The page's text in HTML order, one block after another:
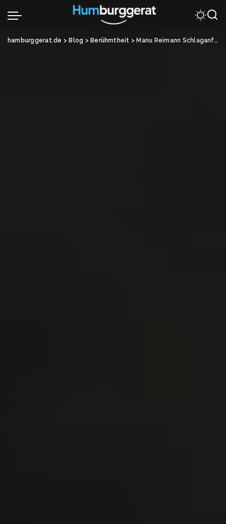
hamburggerat.de > Blog > Berühmtheit > Manu Reimann Schlaganfall: Einordnung und Hintergründe